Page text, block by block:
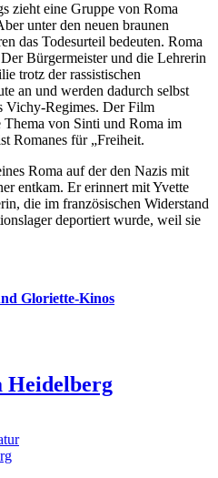
zieht eine Gruppe von Roma
unter den neuen braunen
das Todesurteil bedeuten. Roma
Bürgermeister und die Lehrerin
trotz der rassistischen
an und werden dadurch selbst
Vichy-Regimes. Der Film
Thema von Sinti und Roma im
Romanes für „Freiheit.
Roma auf der den Nazis mit
entkam. Er erinnert mit Yvette
die im französischen Widerstand
deportiert wurde, weil sie
Gloriette-Kinos
Heidelberg